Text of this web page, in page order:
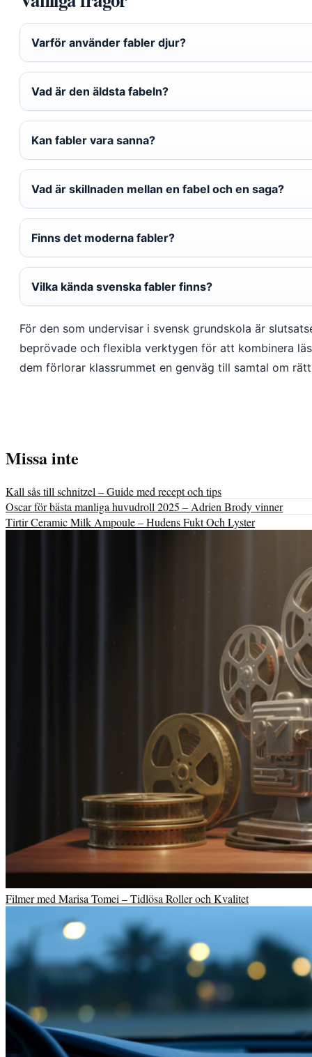
Varför använder fabler djur?
Vad är den äldsta fabeln?
Kan fabler vara sanna?
Vad är skillnaden mellan en fabel och en saga?
Finns det moderna fabler?
Vilka kända svenska fabler finns?
För den som undervisar i svensk grundskola är
beprövade och flexibla verktygen för att kombinera
dem förlorar klassrummet en genväg till samtal om
Missa inte
Kall sås till schnitzel – Guide med recept och tips
Oscar för bästa manliga huvudroll 2025 – Adrien Brody vinner
Tirtir Ceramic Milk Ampoule – Hudens Fukt Och Lyster
Filmer med Marisa Tomei – Tidlösa Roller och Kvalitet